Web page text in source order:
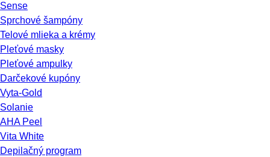
Sense
Sprchové šampóny
Telové mlieka a krémy
Pleťové masky
Pleťové ampulky
Darčekové kupóny
Vyta-Gold
Solanie
AHA Peel
Vita White
Depilačný program